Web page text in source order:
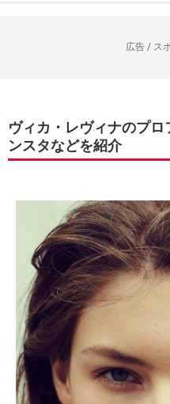
広告 / ス
ヴィカ・レヴィナのプ
ンスタなどを紹介